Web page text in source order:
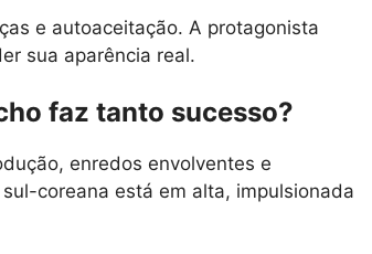
e autoaceitação. A protagonista
sua aparência real.
faz tanto sucesso?
enredos envolventes e
coreana está em alta, impulsionada